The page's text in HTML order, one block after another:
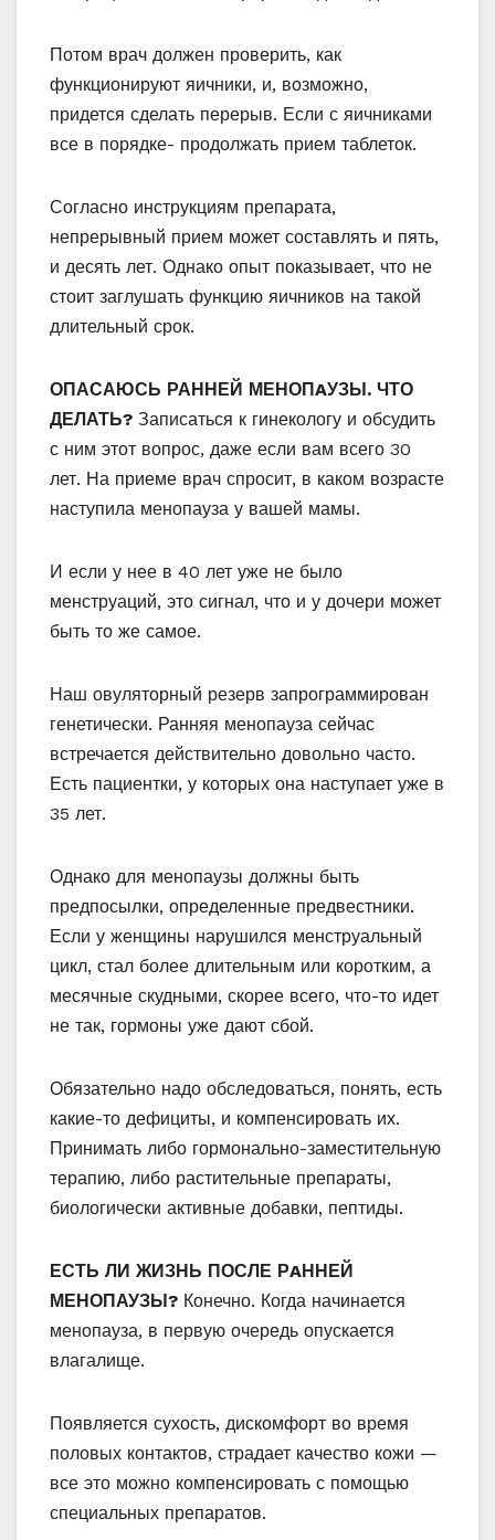
Потом врач должен проверить, как
функционируют яичники, и, возможно,
придется сделать перерыв. Если с яичниками
все в порядке- продолжать прием таблеток.
Согласно инструкциям препарата,
непрерывный прием может составлять и пять,
и десять лет. Однако опыт показывает, что не
стоит заглушать функцию яичников на такой
длительный срок.
ОПАСАЮСЬ РАННЕЙ МЕНОПAУЗЫ. ЧТО
ДЕЛАТЬ? Записаться к гинекологу и обсудить
с ним этот вопрос, даже если вам всего 30
лет. На приеме врач спросит, в каком возрасте
наступила менопауза у вашей мамы.
И если у нее в 40 лет уже не было
менструаций, это сигнал, что и у дочери может
быть то же самое.
Наш овуляторный резерв запрограммирован
генетически. Ранняя менопауза сейчас
встречается действительно довольно часто.
Есть пациентки, у которых она наступает уже в
35 лет.
Однако для менопаузы должны быть
предпосылки, определенные предвестники.
Если у женщины нарушился менструальный
цикл, стал более длительным или коротким, а
месячные скудными, скорее всего, что-то идет
не так, гормоны уже дают сбой.
Обязательно надо обследоваться, понять, есть
какие-то дефициты, и компенсировать их.
Принимать либо гормонально-заместительную
терапию, либо растительные препараты,
биологически активные добавки, пептиды.
ЕСТЬ ЛИ ЖИЗНЬ ПОСЛЕ РAННЕЙ
МЕНОПАУЗЫ? Конечно. Когда начинается
менопауза, в первую очередь опускается
влагалище.
Появляется сухость, дискомфорт во время
половых контактов, страдает качество кожи —
все это можно компенсировать с помощью
специальных препаратов.